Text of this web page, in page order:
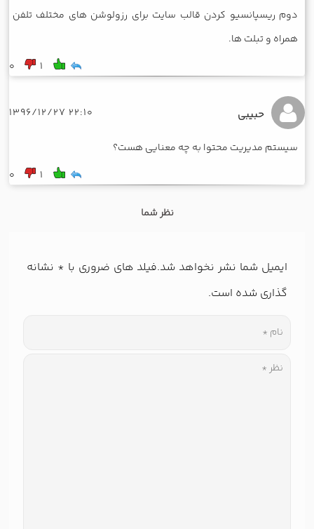
دوم ریسپانسیو کردن قالب سایت برای رزولوشن های مختلف تلفن
همراه و تبلت ها.
1
0
حبیبی 22:10 1396/12/27
سیستم مديريت محتوا به چه معنایی هست؟
1
0
نظر شما
ایمیل شما نشر نخواهد شد.فیلد های ضروری با * نشانه
گذاری شده است.